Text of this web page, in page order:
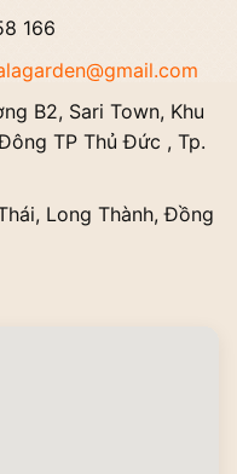
166
B2, Sari Town, Khu
TP Thủ Đức , Tp.
Long Thành, Đồng